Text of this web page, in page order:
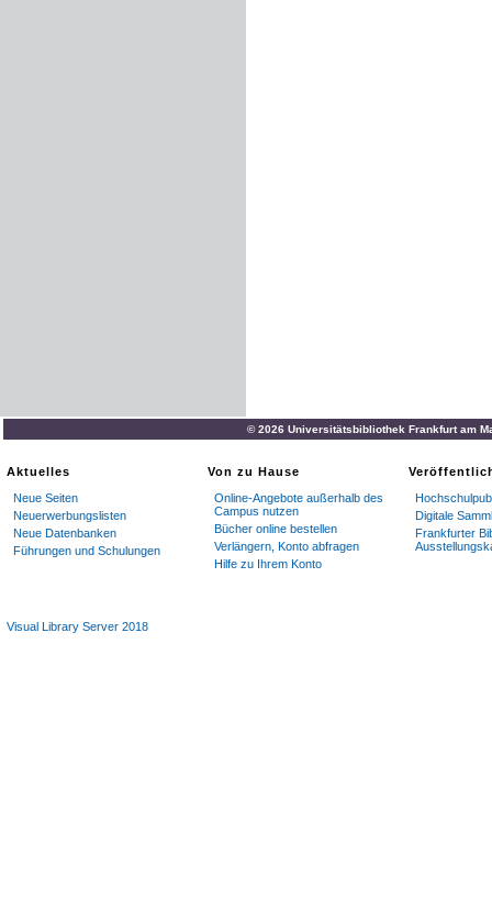
© 2026 Universitätsbibliothek Frankfurt am
Aktuelles
Neue Seiten
Neuerwerbungslisten
Neue Datenbanken
Führungen und Schulungen
Von zu Hause
Online-Angebote außerhalb des
Campus nutzen
Bücher online bestellen
Verlängern, Konto abfragen
Hilfe zu Ihrem Konto
Digitale
Frankfurter
Visual Library Server 2018